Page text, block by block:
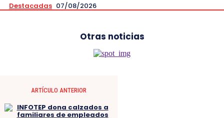
Destacadas 07/08/2026
Otras noticias
ARTÍCULO ANTERIOR